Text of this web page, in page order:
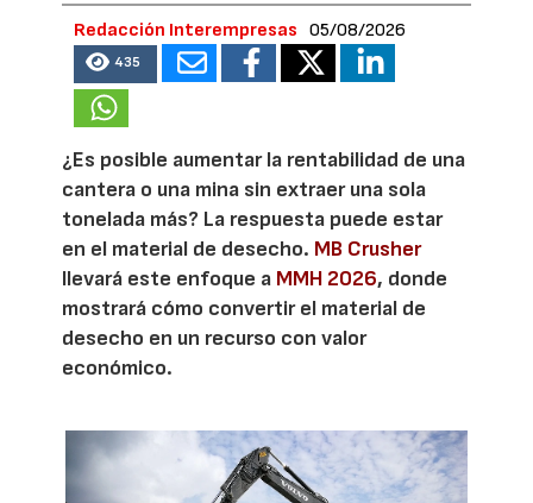
Redacción Interempresas 05/08/2026
435
¿Es posible aumentar la rentabilidad de una
cantera o una mina sin extraer una sola
tonelada más? La respuesta puede estar
en el material de desecho. MB Crusher
llevará este enfoque a MMH 2026, donde
mostrará cómo convertir el material de
desecho en un recurso con valor
económico.